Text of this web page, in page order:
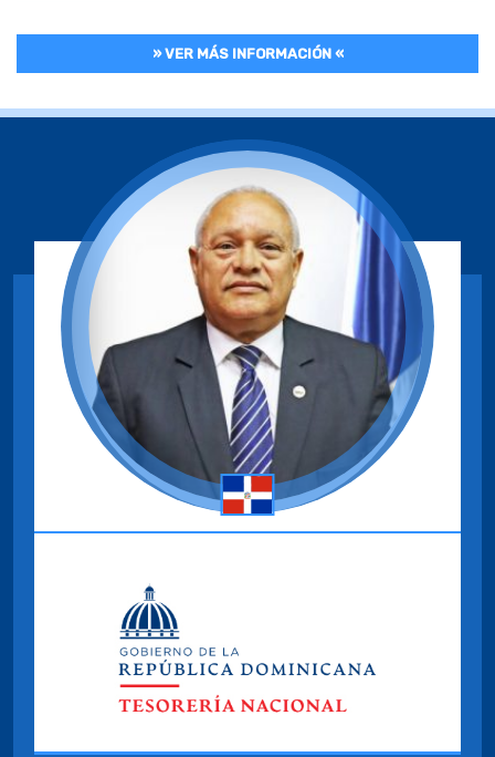
» VER MÁS INFORMACIÓN «